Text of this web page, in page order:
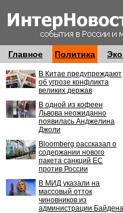
Главное Политика
В Китае предупреждают
об угрозе конфликта
великих держав
В одной из кофеен
Львова неожиданно
появилась Анджелина
Джоли
Bloomberg рассказал о
содержании нового
пакета санкций ЕС
против России
В МИД указали на
массовый отток
чиновников из
администрации Байдена